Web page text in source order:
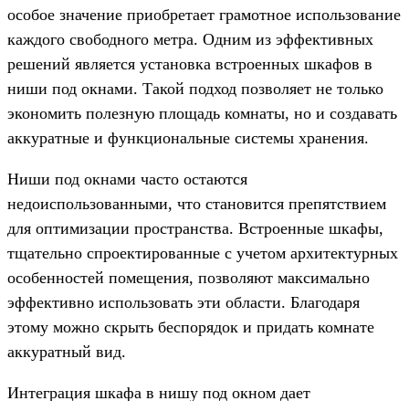
особое значение приобретает грамотное использование
каждого свободного метра. Одним из эффективных
решений является установка встроенных шкафов в
ниши под окнами. Такой подход позволяет не только
экономить полезную площадь комнаты, но и создавать
аккуратные и функциональные системы хранения.
Ниши под окнами часто остаются
недоиспользованными, что становится препятствием
для оптимизации пространства. Встроенные шкафы,
тщательно спроектированные с учетом архитектурных
особенностей помещения, позволяют максимально
эффективно использовать эти области. Благодаря
этому можно скрыть беспорядок и придать комнате
аккуратный вид.
Интеграция шкафа в нишу под окном дает